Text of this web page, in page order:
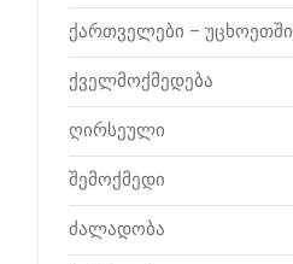
ქართველები – უცხოეთში
ქველმოქმედება
ღირსეული
შემოქმედი
ძალადობა